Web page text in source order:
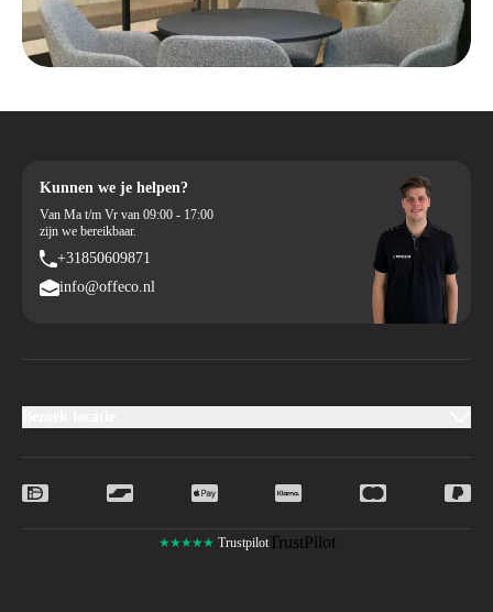
Kunnen we je helpen?
Van Ma t/m Vr van 09:00 - 17:00
zijn we bereikbaar.
+31850609871
info@offeco.nl
★★★★★ TrustpilotTrustPilot